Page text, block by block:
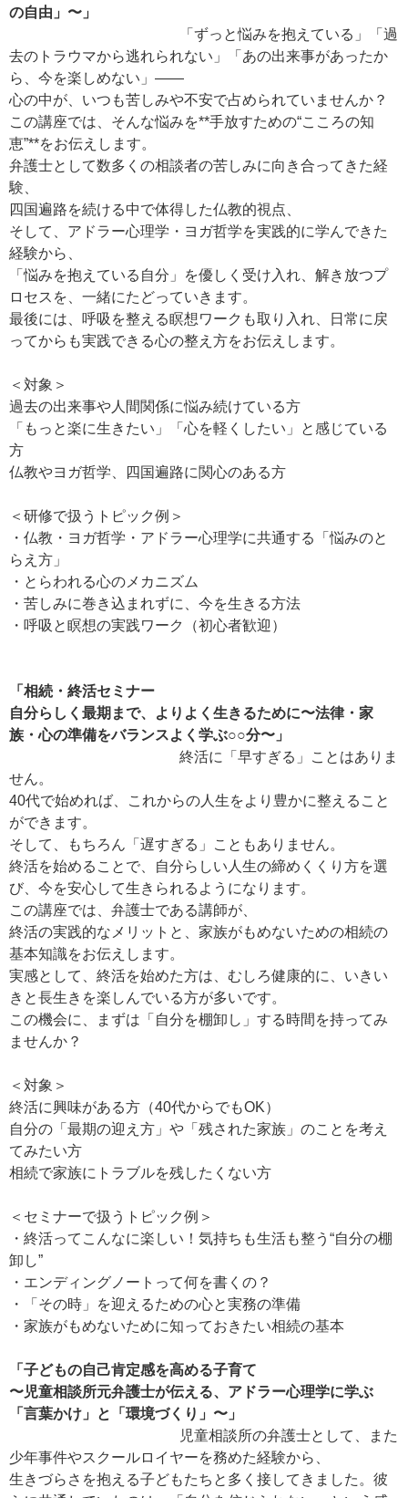
の自由」〜」
「ずっと悩みを抱えている」「過
去のトラウマから逃れられない」「あの出来事があったか
ら、今を楽しめない」――
心の中が、いつも苦しみや不安で占められていませんか？
この講座では、そんな悩みを**手放すための“こころの知
恵”**をお伝えします。
弁護士として数多くの相談者の苦しみに向き合ってきた経
験、
四国遍路を続ける中で体得した仏教的視点、
そして、アドラー心理学・ヨガ哲学を実践的に学んできた
経験から、
「悩みを抱えている自分」を優しく受け入れ、解き放つプ
ロセスを、一緒にたどっていきます。
最後には、呼吸を整える瞑想ワークも取り入れ、日常に戻
ってからも実践できる心の整え方をお伝えします。
＜対象＞
過去の出来事や人間関係に悩み続けている方
「もっと楽に生きたい」「心を軽くしたい」と感じている
方
仏教やヨガ哲学、四国遍路に関心のある方
＜研修で扱うトピック例＞
・仏教・ヨガ哲学・アドラー心理学に共通する「悩みのと
らえ方」
・とらわれる心のメカニズム
・苦しみに巻き込まれずに、今を生きる方法
・呼吸と瞑想の実践ワーク（初心者歓迎）
「相続・終活セミナー
自分らしく最期まで、よりよく生きるために〜法律・家
族・心の準備をバランスよく学ぶ○○分〜」
終活に「早すぎる」ことはありま
せん。
40代で始めれば、これからの人生をより豊かに整えること
ができます。
そして、もちろん「遅すぎる」こともありません。
終活を始めることで、自分らしい人生の締めくくり方を選
び、今を安心して生きられるようになります。
この講座では、弁護士である講師が、
終活の実践的なメリットと、家族がもめないための相続の
基本知識をお伝えします。
実感として、終活を始めた方は、むしろ健康的に、いきい
きと長生きを楽しんでいる方が多いです。
この機会に、まずは「自分を棚卸し」する時間を持ってみ
ませんか？
＜対象＞
終活に興味がある方（40代からでもOK）
自分の「最期の迎え方」や「残された家族」のことを考え
てみたい方
相続で家族にトラブルを残したくない方
＜セミナーで扱うトピック例＞
・終活ってこんなに楽しい！気持ちも生活も整う“自分の棚
卸し”
・エンディングノートって何を書くの？
・「その時」を迎えるための心と実務の準備
・家族がもめないために知っておきたい相続の基本
「子どもの自己肯定感を高める子育て
〜児童相談所元弁護士が伝える、アドラー心理学に学ぶ
「言葉かけ」と「環境づくり」〜」
児童相談所の弁護士として、また
少年事件やスクールロイヤーを務めた経験から、
生きづらさを抱える子どもたちと多く接してきました。彼